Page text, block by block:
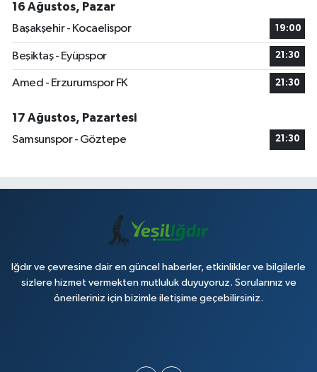
16 Ağustos, Pazar
Başakşehir - Kocaelispor
19:00
Beşiktaş - Eyüpspor 21:30
Amed - Erzurumspor FK 21:30
17 Ağustos, Pazartesi
Samsunspor - Göztepe
21:30
Iğdır ve çevresine dair en güncel haberler, etkinlikler ve bilgilerle
sizlere hizmet vermekten mutluluk duyuyoruz. Sorularınız ve
önerileriniz için bizimle iletişime geçebilirsiniz.